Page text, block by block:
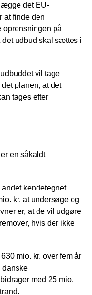
det EU-
at finde den
oprensningen på
det udbud skal sættes i
vil tage
planen, at det
tages efter
en såkaldt
kendetegnet
kr. at undersøge og
er, at de vil udgøre
hvis der ikke
mio. kr. over fem år
danske
med 25 mio.